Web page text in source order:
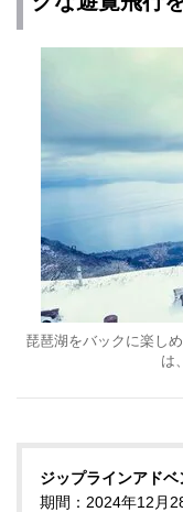
琵琶湖をバックに楽し
は
ジップラインアドベ
期間：2024年12月